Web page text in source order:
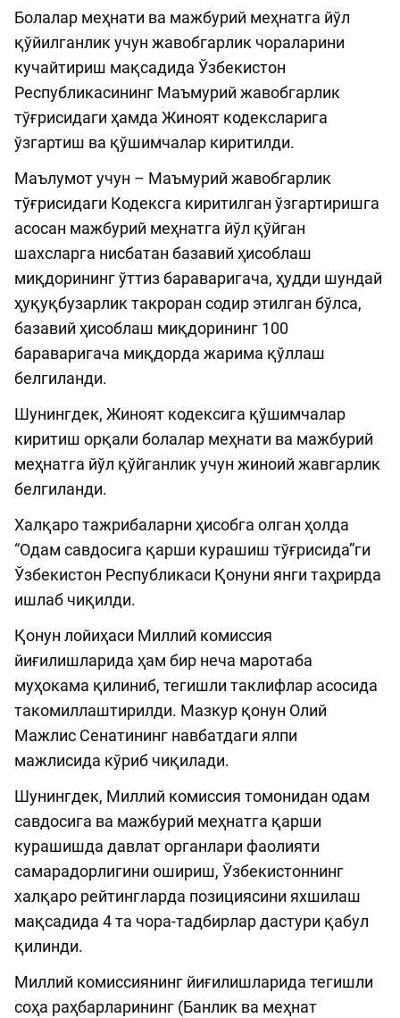
Болалар меҳнати ва мажбурий меҳнатга йўл
қўйилганлик учун жавобгарлик чораларини
кучайтириш мақсадида Ўзбекистон
Республикасининг Маъмурий жавобгарлик
тўғрисидаги ҳамда Жиноят кодексларига
ўзгартиш ва қўшимчалар киритилди.
Маълумот учун – Маъмурий жавобгарлик
тўғрисидаги Кодексга киритилган ўзгартиришга
асосан мажбурий меҳнатга йўл қўйган
шахсларга нисбатан базавий ҳисоблаш
миқдорининг ўттиз бараваригача, ҳудди шундай
ҳуқуқбузарлик такроран содир этилган бўлса,
базавий ҳисоблаш миқдорининг 100
бараваригача миқдорда жарима қўллаш
белгиланди.
Шунингдек, Жиноят кодексига қўшимчалар
киритиш орқали болалар меҳнати ва мажбурий
меҳнатга йўл қўйганлик учун жиноий жавгарлик
белгиланди.
Халқаро тажрибаларни ҳисобга олган ҳолда
“Одам савдосига қарши курашиш тўғрисида”ги
Ўзбекистон Республикаси Қонуни янги таҳрирда
ишлаб чиқилди.
Қонун лойиҳаси Миллий комиссия
йиғилишларида ҳам бир неча маротаба
муҳокама қилиниб, тегишли таклифлар асосида
такомиллаштирилди. Мазкур қонун Олий
Мажлис Сенатининг навбатдаги ялпи
мажлисида кўриб чиқилади.
Шунингдек, Миллий комиссия томонидан одам
савдосига ва мажбурий меҳнатга қарши
курашишда давлат органлари фаолияти
самарадорлигини ошириш, Ўзбекистоннинг
халқаро рейтингларда позициясини яхшилаш
мақсадида 4 та чора-тадбирлар дастури қабул
қилинди.
Миллий комиссиянинг йиғилишларида тегишли
соҳа раҳбарларининг (Банлик ва меҳнат